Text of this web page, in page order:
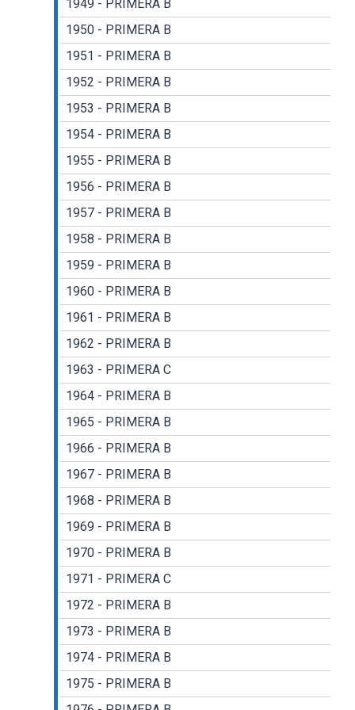
1949 - PRIMERA B
1950 - PRIMERA B
1951 - PRIMERA B
1952 - PRIMERA B
1953 - PRIMERA B
1954 - PRIMERA B
1955 - PRIMERA B
1956 - PRIMERA B
1957 - PRIMERA B
1958 - PRIMERA B
1959 - PRIMERA B
1960 - PRIMERA B
1961 - PRIMERA B
1962 - PRIMERA B
1963 - PRIMERA C
1964 - PRIMERA B
1965 - PRIMERA B
1966 - PRIMERA B
1967 - PRIMERA B
1968 - PRIMERA B
1969 - PRIMERA B
1970 - PRIMERA B
1971 - PRIMERA C
1972 - PRIMERA B
1973 - PRIMERA B
1974 - PRIMERA B
1975 - PRIMERA B